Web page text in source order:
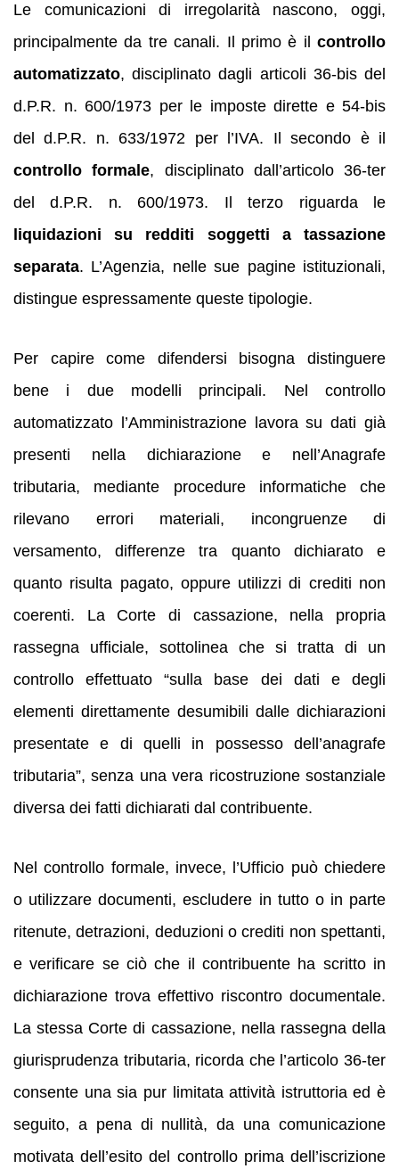
Le comunicazioni di irregolarità nascono, oggi,
principalmente da tre canali. Il primo è il controllo
automatizzato, disciplinato dagli articoli 36-bis del
d.P.R. n. 600/1973 per le imposte dirette e 54-bis
del d.P.R. n. 633/1972 per l’IVA. Il secondo è il
controllo formale, disciplinato dall’articolo 36-ter
del d.P.R. n. 600/1973. Il terzo riguarda le
liquidazioni su redditi soggetti a tassazione
separata. L’Agenzia, nelle sue pagine istituzionali,
distingue espressamente queste tipologie.
Per capire come difendersi bisogna distinguere
bene i due modelli principali. Nel controllo
automatizzato l’Amministrazione lavora su dati già
presenti nella dichiarazione e nell’Anagrafe
tributaria, mediante procedure informatiche che
rilevano errori materiali, incongruenze di
versamento, differenze tra quanto dichiarato e
quanto risulta pagato, oppure utilizzi di crediti non
coerenti. La Corte di cassazione, nella propria
rassegna ufficiale, sottolinea che si tratta di un
controllo effettuato “sulla base dei dati e degli
elementi direttamente desumibili dalle dichiarazioni
presentate e di quelli in possesso dell’anagrafe
tributaria”, senza una vera ricostruzione sostanziale
diversa dei fatti dichiarati dal contribuente.
Nel controllo formale, invece, l’Ufficio può chiedere
o utilizzare documenti, escludere in tutto o in parte
ritenute, detrazioni, deduzioni o crediti non spettanti,
e verificare se ciò che il contribuente ha scritto in
dichiarazione trova effettivo riscontro documentale.
La stessa Corte di cassazione, nella rassegna della
giurisprudenza tributaria, ricorda che l’articolo 36-ter
consente una sia pur limitata attività istruttoria ed è
seguito, a pena di nullità, da una comunicazione
motivata dell’esito del controllo prima dell’iscrizione